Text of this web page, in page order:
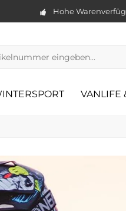
Hohe
VANLIFE